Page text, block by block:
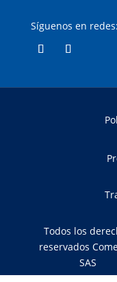
Síguenos en
Todos los
reservados
SAS